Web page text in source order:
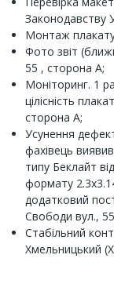
Законодавству
Монтаж
Фото звіт
55 , сторона A;
Моніторинг. 1
цілісність
сторона A;
Усунення
фахівець
типу Беклайт
формату
додатковий
Свободи вул.,
Стабільний
Хмельницький